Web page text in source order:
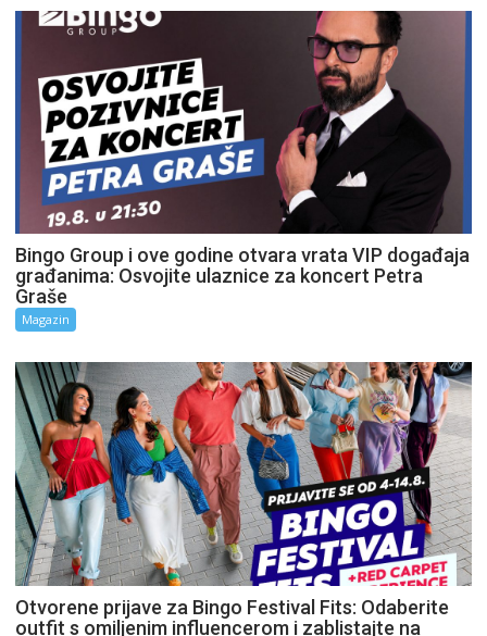
Bingo Group i ove godine otvara vrata VIP događaja
građanima: Osvojite ulaznice za koncert Petra
Graše
Magazin
Otvorene prijave za Bingo Festival Fits: Odaberite
outfit s omiljenim influencerom i zablistajte na